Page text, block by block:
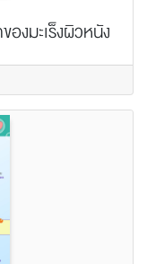
งมะเร็งผิวหนัง